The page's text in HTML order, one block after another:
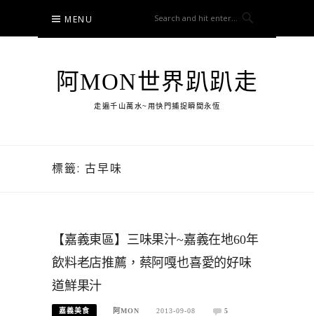
content
MENU
阿MON世界趴趴走
走遍千山萬水~用快門捕捉瞬間永恆
標籤: 古早味
【嘉義東區】三味果汁~嘉義在地60年
飲料老店推薦，蔡阿嘎也喜愛的好味
道鮮果汁
嘉義美食 阿MON 2013-09-08 5